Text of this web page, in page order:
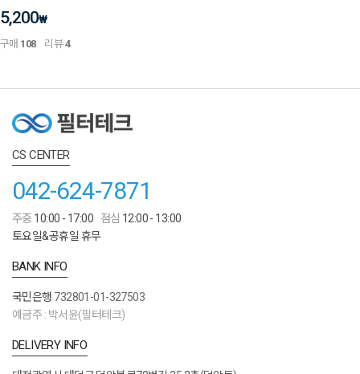
5,200₩
구매 108 리뷰4
CS CENTER
042-624-7871
주중 10:00 - 17:00 점심 12:00 - 13:00
토요일&공휴일 휴무
BANK INFO
국민은행 732801-01-327503
예금주 : 박서윤(필터테크)
DELIVERY INFO